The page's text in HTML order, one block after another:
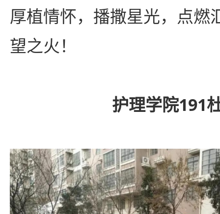
厚植情怀，播撒星光，点燃
望之火！
护理学院191